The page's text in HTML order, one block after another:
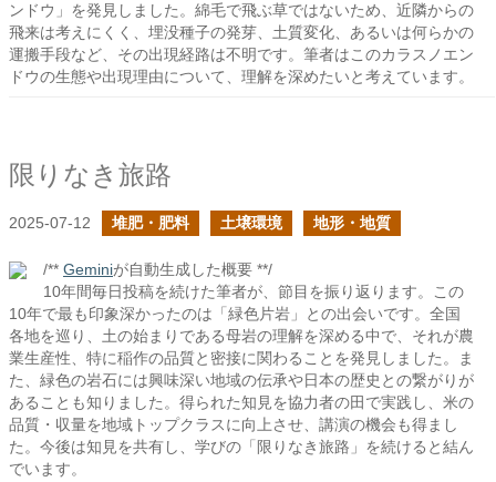
ンドウ」を発見しました。綿毛で飛ぶ草ではないため、近隣からの
飛来は考えにくく、埋没種子の発芽、土質変化、あるいは何らかの
運搬手段など、その出現経路は不明です。筆者はこのカラスノエン
ドウの生態や出現理由について、理解を深めたいと考えています。
限りなき旅路
2025-07-12 堆肥・肥料 土壌環境 地形・地質
/** Geminiが自動生成した概要 **/
10年間毎日投稿を続けた筆者が、節目を振り返ります。この
10年で最も印象深かったのは「緑色片岩」との出会いです。全国
各地を巡り、土の始まりである母岩の理解を深める中で、それが農
業生産性、特に稲作の品質と密接に関わることを発見しました。ま
た、緑色の岩石には興味深い地域の伝承や日本の歴史との繋がりが
あることも知りました。得られた知見を協力者の田で実践し、米の
品質・収量を地域トップクラスに向上させ、講演の機会も得まし
た。今後は知見を共有し、学びの「限りなき旅路」を続けると結ん
でいます。